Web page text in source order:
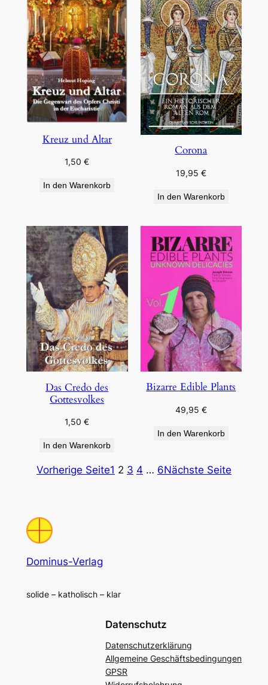
Kreuz und Altar
1,50€
In den Warenkorb
Corona
19,95 €
In den Warenkorb
Das Credo des
Gottesvolkes
1,50€
In den Warenkorb
Bizarre Edible Plants
49,95 €
In den Warenkorb
Vorherige Seite1 2 3 4 … 6Nächste Seite
Dominus-Verlag
solide – katholisch – klar
Datenschutz
Datenschutzerklärung
Allgemeine Geschäftsbedingungen
GPSR